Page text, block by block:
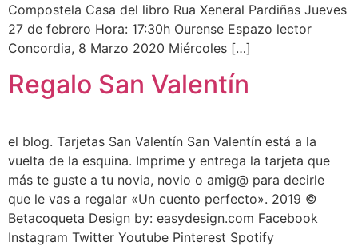
Compostela Casa del libro Rua Xeneral Pardiñas Jueves
27 de febrero Hora: 17:30h Ourense Espazo lector
Concordia, 8 Marzo 2020 Miércoles […]
Regalo San Valentín
el blog. Tarjetas San Valentín San Valentín está a la
vuelta de la esquina. Imprime y entrega la tarjeta que
más te guste a tu novia, novio o amig@ para decirle
que le vas a regalar «Un cuento perfecto». 2019 ©
Betacoqueta Design by: easydesign.com Facebook
Instagram Twitter Youtube Pinterest Spotify